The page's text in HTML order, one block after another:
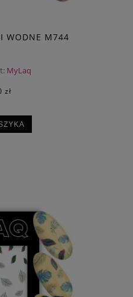
WODNE M744
MyLaq
zł